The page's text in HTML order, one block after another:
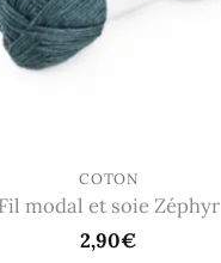
COTON
Fil modal et soie Zéphyr
2,90€